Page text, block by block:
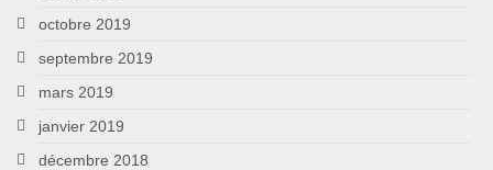
octobre 2019
septembre 2019
mars 2019
janvier 2019
décembre 2018